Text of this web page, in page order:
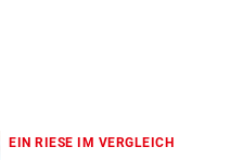
EIN RIESE IM VERGLEICH